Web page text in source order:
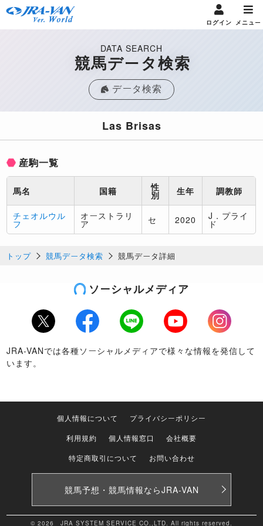
ログイン メニュー
DATA SEARCH
競馬データ検索
データ検索
Las Brisas
産駒一覧
馬名 国籍 性
別 生年 調教師
チェオルウル
フ
オーストラリ
ア セ 2020 J．プライ
ド
トップ 競馬データ検索 競馬データ詳細
ソーシャルメディア
Twitter Facebook LINE Youtube
Instagram
JRA-VANでは各種ソーシャルメディアで様々な情報を発信して
います。
個人情報について
プライバシーポリシー
利用規約
個人情報窓口
会社概要
特定商取引について
お問い合わせ
競馬予想・競馬情報ならJRA-VAN
© 2026 JRA SYSTEM SERVICE CO.,LTD. All rights reserved.